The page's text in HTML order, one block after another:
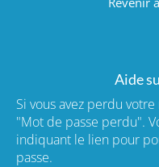
Aide
Si vous avez perdu
"Mot de passe perdu".
indiquant le lien pour
passe.